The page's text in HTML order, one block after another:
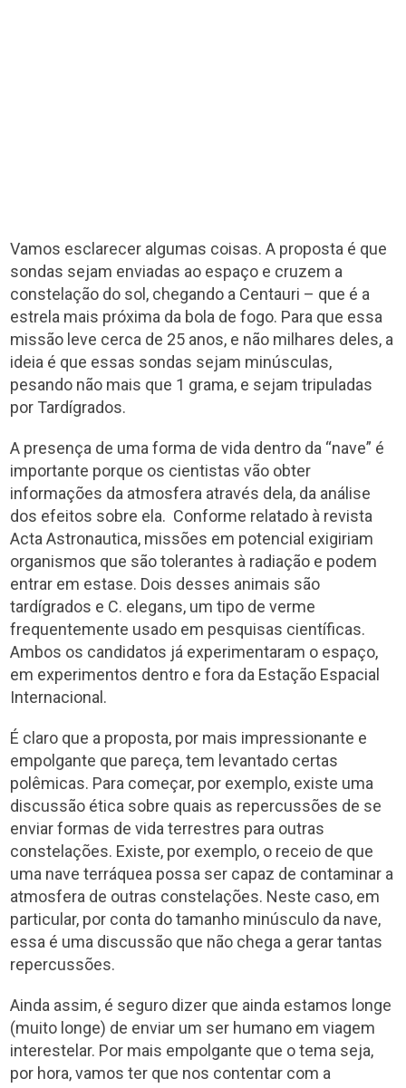
Vamos esclarecer algumas coisas. A proposta é que
sondas sejam enviadas ao espaço e cruzem a
constelação do sol, chegando a Centauri – que é a
estrela mais próxima da bola de fogo. Para que essa
missão leve cerca de 25 anos, e não milhares deles, a
ideia é que essas sondas sejam minúsculas,
pesando não mais que 1 grama, e sejam tripuladas
por Tardígrados.
A presença de uma forma de vida dentro da “nave” é
importante porque os cientistas vão obter
informações da atmosfera através dela, da análise
dos efeitos sobre ela. Conforme relatado à revista
Acta Astronautica, missões em potencial exigiriam
organismos que são tolerantes à radiação e podem
entrar em estase. Dois desses animais são
tardígrados e C. elegans, um tipo de verme
frequentemente usado em pesquisas científicas.
Ambos os candidatos já experimentaram o espaço,
em experimentos dentro e fora da Estação Espacial
Internacional.
É claro que a proposta, por mais impressionante e
empolgante que pareça, tem levantado certas
polêmicas. Para começar, por exemplo, existe uma
discussão ética sobre quais as repercussões de se
enviar formas de vida terrestres para outras
constelações. Existe, por exemplo, o receio de que
uma nave terráquea possa ser capaz de contaminar a
atmosfera de outras constelações. Neste caso, em
particular, por conta do tamanho minúsculo da nave,
essa é uma discussão que não chega a gerar tantas
repercussões.
Ainda assim, é seguro dizer que ainda estamos longe
(muito longe) de enviar um ser humano em viagem
interestelar. Por mais empolgante que o tema seja,
por hora, vamos ter que nos contentar com a